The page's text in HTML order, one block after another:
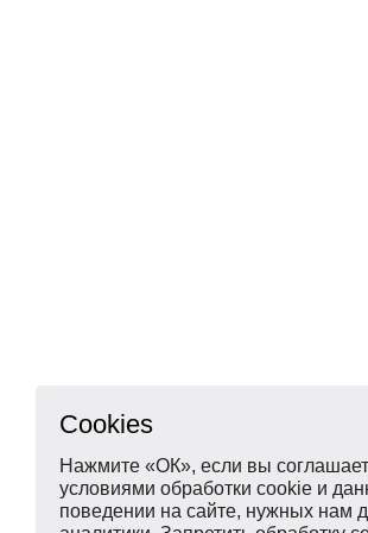
Cookies
Нажмите «ОК», если вы
условиями обработки cookie и
поведении на сайте, нужных нам